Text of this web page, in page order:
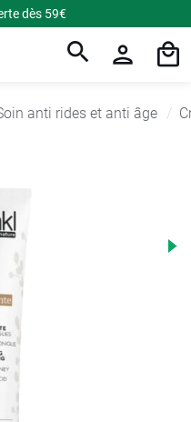
dès 59€
anti rides et anti âge